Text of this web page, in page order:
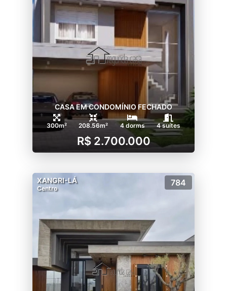
CASA EM CONDOMÍNIO FECHADO
300m² 208.56m² 4 dorms 4 suítes
R$ 2.700.000
XANGRI-LÁ
Centro
784